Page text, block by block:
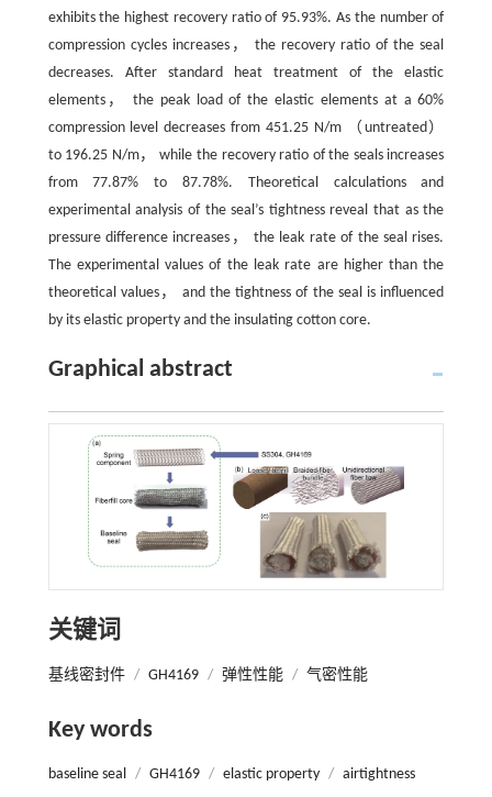
exhibits the highest recovery ratio of 95.93%. As the number of
compression cycles increases， the recovery ratio of the seal
decreases. After standard heat treatment of the elastic
elements， the peak load of the elastic elements at a 60%
compression level decreases from 451.25 N/m （untreated）
to 196.25 N/m， while the recovery ratio of the seals increases
from 77.87% to 87.78%. Theoretical calculations and
experimental analysis of the seal’s tightness reveal that as the
pressure difference increases， the leak rate of the seal rises.
The experimental values of the leak rate are higher than the
theoretical values， and the tightness of the seal is influenced
by its elastic property and the insulating cotton core.
Graphical abstract
关键词
基线密封件 / GH4169 / 弹性性能 / 气密性能
Key words
baseline seal / GH4169 / elastic property / airtightness